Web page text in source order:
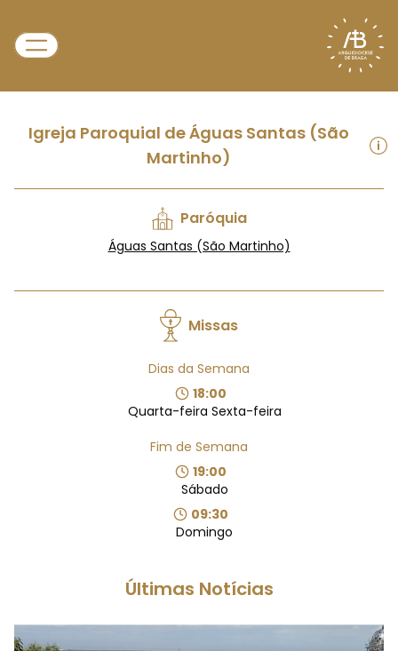
Igreja Paroquial de Águas Santas (São
Martinho)
Paróquia
Águas Santas (São Martinho)
Missas
Dias da Semana
18:00
Quarta-feira Sexta-feira
Fim de Semana
19:00
Sábado
09:30
Domingo
Últimas Notícias